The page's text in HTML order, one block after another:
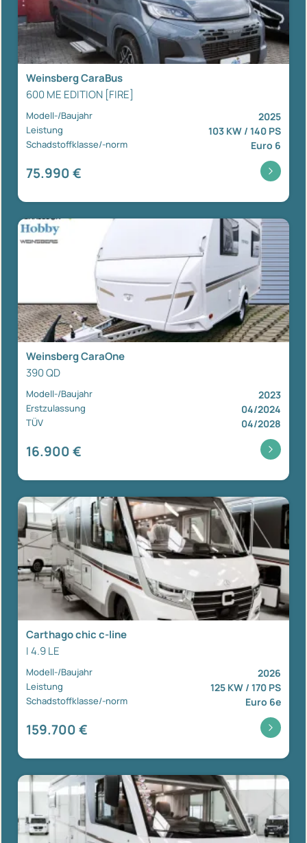
Weinsberg CaraBus
600 ME EDITION [FIRE]
Modell-/Baujahr 2025
Leistung 103 KW / 140 PS
Schadstoffklasse/-norm Euro 6
75.990 €
Weinsberg CaraOne
390 QD
Modell-/Baujahr 2023
Erstzulassung 04/2024
TÜV 04/2028
16.900 €
Carthago chic c-line
I 4.9 LE
Modell-/Baujahr 2026
Leistung 125 KW / 170 PS
Schadstoffklasse/-norm Euro 6e
159.700 €